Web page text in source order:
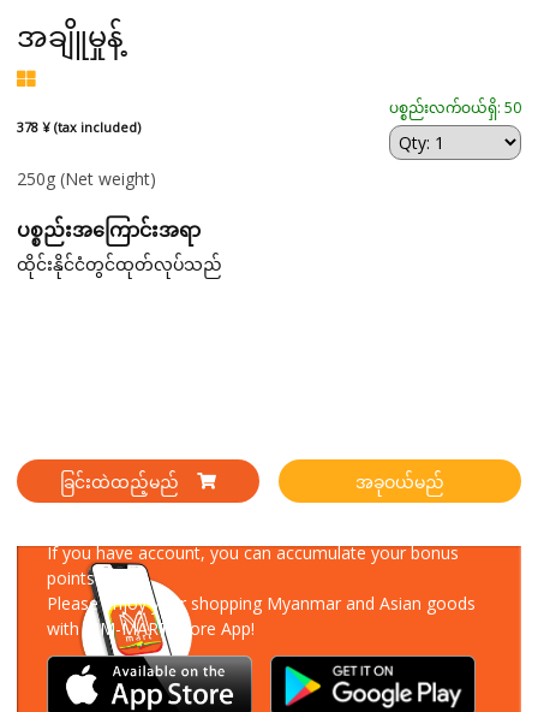
အချိူမှုန့်
378 ¥ (tax included)
ပစ္စည်းလက်ဝယ်ရှိ: 50
250g (Net weight)
ပစ္စည်းအကြောင်းအရာ
ထိုင်းနိုင်ငံတွင်ထုတ်လုပ်သည်
ခြင်းထဲထည့်မည် အခုဝယ်မည်
If you have account, you can accumulate your bonus
points!
Please enjoy your shopping Myanmar and Asian goods
with MM-MART Store App!